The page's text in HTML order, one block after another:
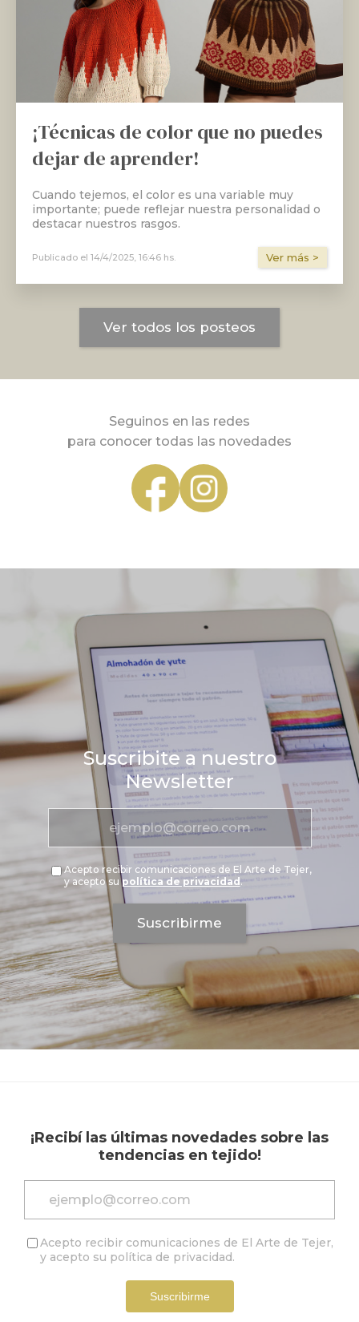
¡Técnicas de color que no puedes
dejar de aprender!
Cuando tejemos, el color es una variable muy
importante; puede reflejar nuestra personalidad o
destacar nuestros rasgos.
Publicado el 14/4/2025, 16:46 hs. Ver más >
Ver todos los posteos
Seguinos en las redes
para conocer todas las novedades
Suscribite a nuestro
Newsletter
Acepto recibir comunicaciones de El Arte de Tejer,
y acepto supolítica de privacidad .
Suscribirme
¡Recibí las últimas novedades sobre las
tendencias en tejido!
Acepto recibir comunicaciones de El Arte de Tejer,
y acepto su política de privacidad.
Suscribirme